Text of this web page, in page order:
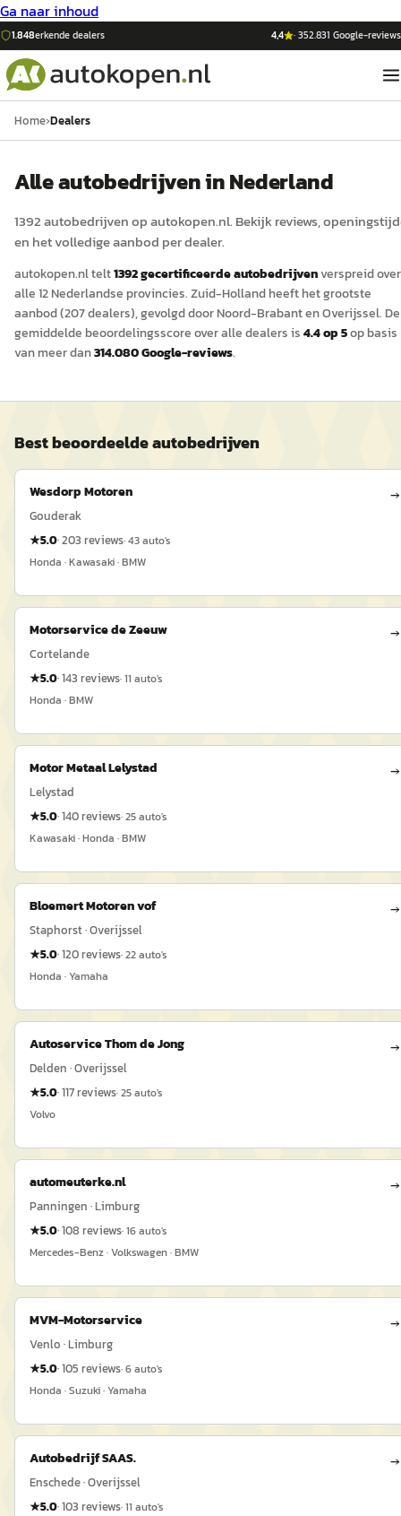
Ga naar inhoud
1.848erkende dealers 4,4 ·352.831 Google-reviews
Home›Dealers
Alle autobedrijven in Nederland
1392autobedrijven opautokopen.nl. Bekijk reviews,
en het volledige aanbod per dealer.
autokopen.nltelt1392gecertificeerdeautobedrijvenverspreid over
alle 12 Nederlandse provincies.Zuid-Hollandheeft het grootste
aanbod (207dealers), gevolgd door Noord-Brabanten Overijssel. De
gemiddelde beoordelingsscore over alle dealers is4.4op 5op basis
van meer dan314.080Google-reviews.
Best beoordeeldeautobedrijven
Wesdorp Motoren →
Gouderak
★5.0·203 reviews·43auto's
Honda · Kawasaki · BMW
Motorservice de Zeeuw →
Cortelande
★5.0·143 reviews·11 auto's
Honda · BMW
Motor Metaal Lelystad →
Lelystad
★5.0·140reviews·25auto's
Kawasaki · Honda · BMW
Bloemert Motoren vof →
Staphorst · Overijssel
★5.0·120reviews·22auto's
Honda · Yamaha
Autoservice Thom de Jong →
Delden · Overijssel
★5.0·117reviews·25auto's
Volvo
automeuterke.nl →
Panningen · Limburg
★5.0·108 reviews·16auto's
Mercedes-Benz · Volkswagen · BMW
MVM-Motorservice →
Venlo · Limburg
★5.0·105 reviews·6auto's
Honda · Suzuki · Yamaha
Autobedrijf SAAS. →
Enschede · Overijssel
★5.0·103 reviews·11 auto's